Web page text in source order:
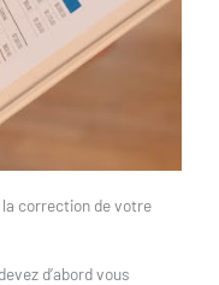
correction de votre
d’abord vous